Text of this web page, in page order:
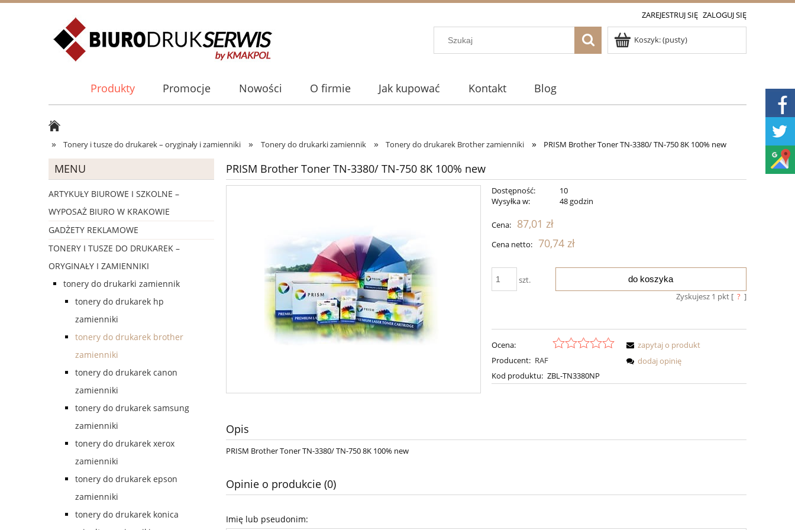
ZAREJESTRUJ SIĘ ZALOGUJ SIĘ
Koszyk:(pusty)
Produkty Promocje Nowości O firmie Jak kupować Kontakt Blog
» Tonery i tusze do drukarek – oryginały i zamienniki » Tonery do drukarki zamiennik » Tonery do drukarek Brother zamienniki » PRISM Brother Toner TN-3380/ TN-750 8K 100% new
MENU
ARTYKUŁY BIUROWE I SZKOLNE –
WYPOSAŻ BIURO W KRAKOWIE
GADŻETY REKLAMOWE
TONERY I TUSZE DO DRUKAREK –
ORYGINAŁY I ZAMIENNIKI
tonery do drukarki zamiennik
tonery do drukarek hp
zamienniki
tonery do drukarek brother
zamienniki
tonery do drukarek canon
zamienniki
tonery do drukarek samsung
zamienniki
tonery do drukarek xerox
zamienniki
tonery do drukarek epson
zamienniki
tonery do drukarek konica
PRISM Brother Toner TN-3380/ TN-750 8K 100% new
Dostępność:
10
Wysyłka w:
48 godzin
Cena: 87,01 zł
Cena netto: 70,74 zł
szt. do koszyka
Zyskujesz 1 pkt [ ? ]
Ocena:
Producent: RAF
Kod produktu: ZBL-TN3380NP
zapytaj o produkt
dodaj opinię
Opis
PRISM Brother Toner TN-3380/ TN-750 8K 100% new
Opinie o produkcie (0)
Imię lub pseudonim: